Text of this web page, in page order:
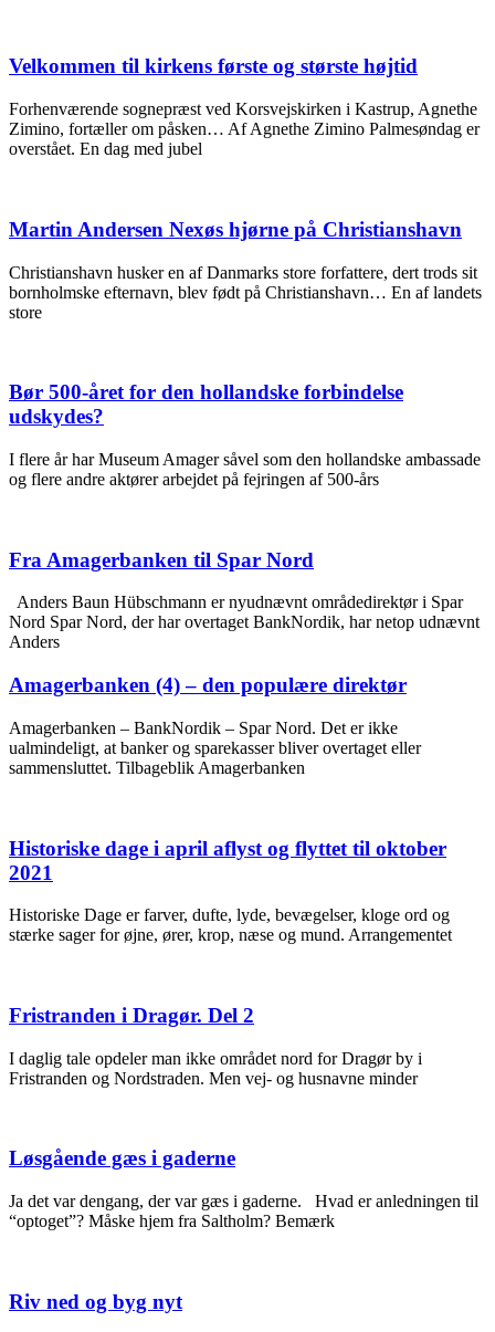
Velkommen til kirkens første og største højtid
Forhenværende sognepræst ved Korsvejskirken i Kastrup, Agnethe
Zimino, fortæller om påsken… Af Agnethe Zimino Palmesøndag er
overstået. En dag med jubel
Martin Andersen Nexøs hjørne på Christianshavn
Christianshavn husker en af Danmarks store forfattere, dert trods sit
bornholmske efternavn, blev født på Christianshavn… En af landets
store
Bør 500-året for den hollandske forbindelse
udskydes?
I flere år har Museum Amager såvel som den hollandske ambassade
og flere andre aktører arbejdet på fejringen af 500-års
Fra Amagerbanken til Spar Nord
Anders Baun Hübschmann er nyudnævnt områdedirektør i Spar
Nord Spar Nord, der har overtaget BankNordik, har netop udnævnt
Anders
Amagerbanken (4) – den populære direktør
Amagerbanken – BankNordik – Spar Nord. Det er ikke
ualmindeligt, at banker og sparekasser bliver overtaget eller
sammensluttet. Tilbageblik Amagerbanken
Historiske dage i april aflyst og flyttet til oktober
2021
Historiske Dage er farver, dufte, lyde, bevægelser, kloge ord og
stærke sager for øjne, ører, krop, næse og mund. Arrangementet
Fristranden i Dragør. Del 2
I daglig tale opdeler man ikke området nord for Dragør by i
Fristranden og Nordstraden. Men vej- og husnavne minder
Løsgående gæs i gaderne
Ja det var dengang, der var gæs i gaderne. Hvad er anledningen til
“optoget”? Måske hjem fra Saltholm? Bemærk
Riv ned og byg nyt